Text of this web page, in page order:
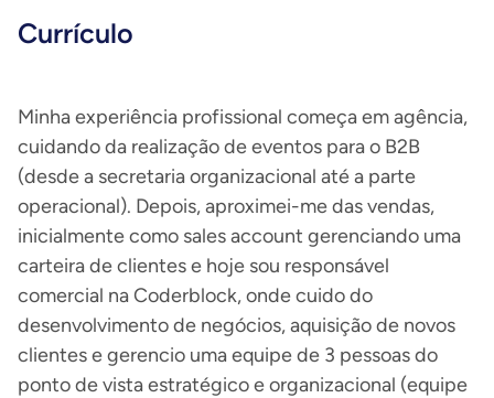
Currículo
Minha experiência profissional começa em agência,
cuidando da realização de eventos para o B2B
(desde a secretaria organizacional até a parte
operacional). Depois, aproximei-me das vendas,
inicialmente como sales account gerenciando uma
carteira de clientes e hoje sou responsável
comercial na Coderblock, onde cuido do
desenvolvimento de negócios, aquisição de novos
clientes e gerencio uma equipe de 3 pessoas do
ponto de vista estratégico e organizacional (equipe